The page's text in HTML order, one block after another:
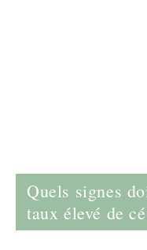
Quels signes
taux élevé de